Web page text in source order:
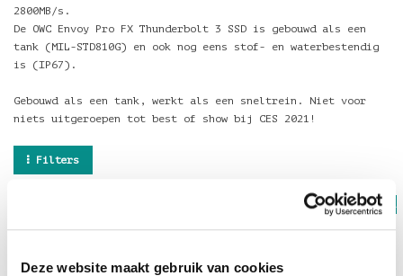
Deze website maakt gebruik van cookies
2800MB/s.
De OWC Envoy Pro FX Thunderbolt 3 SSD is gebouwd als een
tank (MIL-STD810G) en ook nog eens stof- en waterbestendig
is (IP67).
Gebouwd als een tank, werkt als een sneltrein. Niet voor
niets uitgeroepen tot best of show bij CES 2021!
Filters
Op voorraad